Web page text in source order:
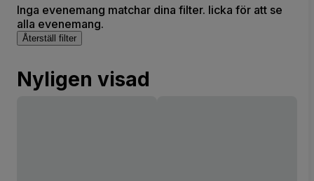
Inga evenemang matchar dina filter. licka för att se
alla evenemang.
Återställ filter
Nyligen visad